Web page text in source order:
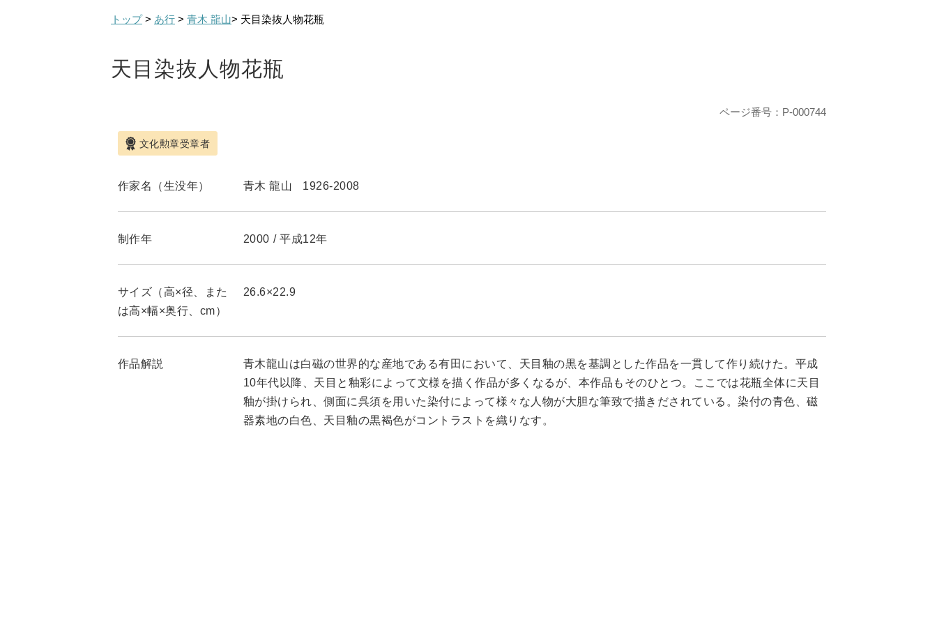
トップ> あ行 > 青木 龍山> 天目染抜人物花瓶
天目染抜人物花瓶
ページ番号：P-000744
文化勲章受章者
作家名（生没年） 青木 龍山 1926-2008
制作年 2000 / 平成12年
サイズ（高×径、また
は高×幅×奥行、cm）
26.6×22.9
作品解説
青木龍山は白磁の世界的な産地である有田において、天目釉の黒を基調とした作品を一貫して作り続けた。平成
10年代以降、天目と釉彩によって文様を描く作品が多くなるが、本作品もそのひとつ。ここでは花瓶全体に天目
釉が掛けられ、側面に呉須を用いた染付によって様々な人物が大胆な筆致で描きだされている。染付の青色、磁
器素地の白色、天目釉の黒褐色がコントラストを織りなす。